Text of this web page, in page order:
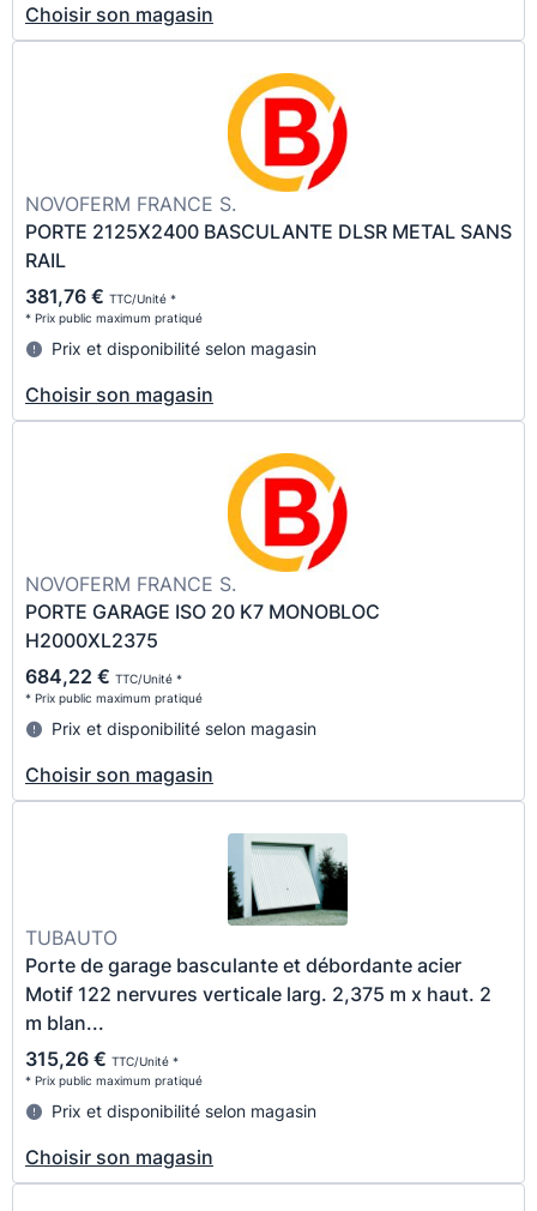
Choisir son magasin
NOVOFERM FRANCE S.
PORTE 2125X2400 BASCULANTE DLSR METAL SANS
RAIL
381,76 € TTC/Unité *
* Prix public maximum pratiqué
Prix et disponibilité selon magasin
Choisir son magasin
NOVOFERM FRANCE S.
PORTE GARAGE ISO 20 K7 MONOBLOC
H2000XL2375
684,22 € TTC/Unité *
* Prix public maximum pratiqué
Prix et disponibilité selon magasin
Choisir son magasin
TUBAUTO
Porte de garage basculante et débordante acier
Motif 122 nervures verticale larg. 2,375 m x haut. 2
m blan...
315,26 € TTC/Unité *
* Prix public maximum pratiqué
Prix et disponibilité selon magasin
Choisir son magasin